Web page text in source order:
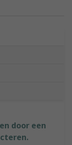
door een